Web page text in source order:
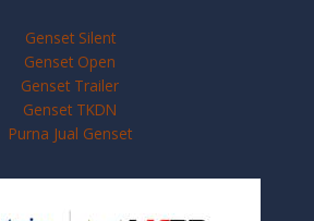
Genset Silent
Genset Open
Genset Trailer
Genset TKDN
Purna Jual Genset